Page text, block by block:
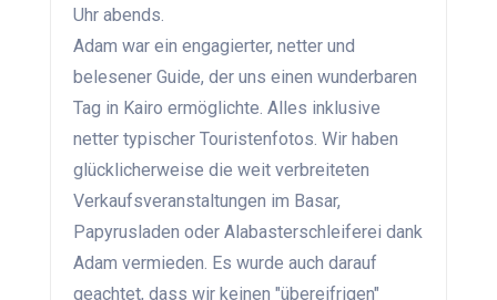
Uhr abends.
Adam war ein engagierter, netter und
belesener Guide, der uns einen wunderbaren
Tag in Kairo ermöglichte. Alles inklusive
netter typischer Touristenfotos. Wir haben
glücklicherweise die weit verbreiteten
Verkaufsveranstaltungen im Basar,
Papyrusladen oder Alabasterschleiferei dank
Adam vermieden. Es wurde auch darauf
geachtet, dass wir keinen "übereifrigen"